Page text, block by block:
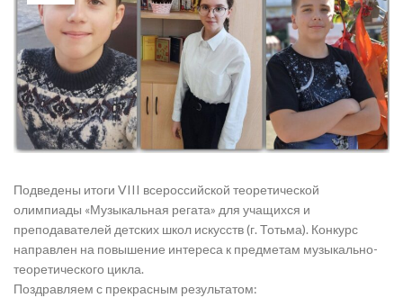
Подведены итоги VIII всероссийской теоретической
олимпиады «Музыкальная регата» для учащихся и
преподавателей детских школ искусств (г. Тотьма). Конкурс
направлен на повышение интереса к предметам музыкально-
теоретического цикла.
Поздравляем с прекрасным результатом: